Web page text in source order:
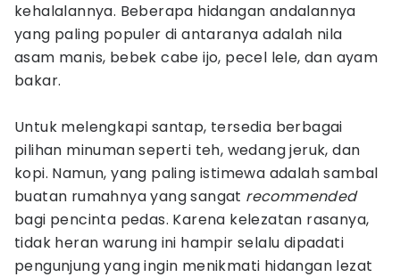
kehalalannya. Beberapa hidangan andalannya
yang paling populer di antaranya adalah nila
asam manis, bebek cabe ijo, pecel lele, dan ayam
bakar.
Untuk melengkapi santap, tersedia berbagai
pilihan minuman seperti teh, wedang jeruk, dan
kopi. Namun, yang paling istimewa adalah sambal
buatan rumahnya yang sangat recommended
bagi pencinta pedas. Karena kelezatan rasanya,
tidak heran warung ini hampir selalu dipadati
pengunjung yang ingin menikmati hidangan lezat